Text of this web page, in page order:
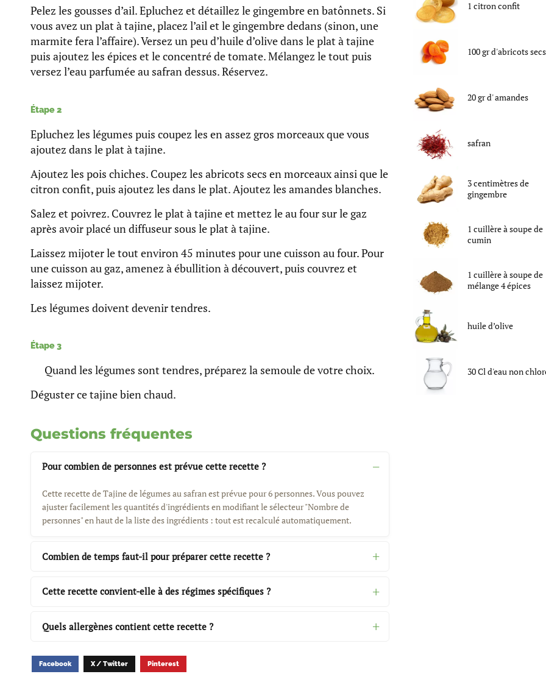
Pelez les gousses d’ail. Epluchez et détaillez le gingembre en batônnets. Si
vous avez un plat à tajine, placez l’ail et le gingembre dedans (sinon, une
marmite fera l’affaire). Versez un peu d’huile d’olive dans le plat à tajine
puis ajoutez les épices et le concentré de tomate. Mélangez le tout puis
versez l’eau parfumée au safran dessus. Réservez.
Étape 2
Epluchez les légumes puis coupez les en assez gros morceaux que vous
ajoutez dans le plat à tajine.
Ajoutez les pois chiches. Coupez les abricots secs en morceaux ainsi que le
citron confit, puis ajoutez les dans le plat. Ajoutez les amandes blanches.
Salez et poivrez. Couvrez le plat à tajine et mettez le au four sur le gaz
après avoir placé un diffuseur sous le plat à tajine.
Laissez mijoter le tout environ 45 minutes pour une cuisson au four. Pour
une cuisson au gaz, amenez à ébullition à découvert, puis couvrez et
laissez mijoter.
Les légumes doivent devenir tendres.
Étape 3
Quand les légumes sont tendres, préparez la semoule de votre choix.
Déguster ce tajine bien chaud.
Questions fréquentes
Pour combien de personnes est prévue cette recette ?
Cette recette de Tajine de légumes au safran est prévue pour 6 personnes. Vous pouvez
ajuster facilement les quantités d'ingrédients en modifiant le sélecteur "Nombre de
personnes" en haut de la liste des ingrédients : tout est recalculé automatiquement.
Combien de temps faut-il pour préparer cette recette ?
Cette recette convient-elle à des régimes spécifiques ?
Quels allergènes contient cette recette ?
Facebook X / Twitter Pinterest
1 citron confit
100grd'abricots secs
20grd'amandes
safran
3centimètresde
gingembre
1 cuillère à soupede
cumin
1 cuillère à soupede
mélange 4 épices
huile d’olive
30Cld'eau non